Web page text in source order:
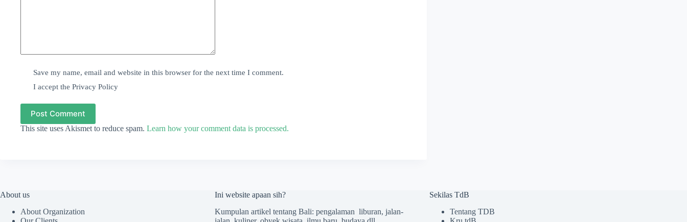
Save my name, email and website in this browser for the next time I comment.
I accept thePrivacy Policy
Post Comment
This site uses Akismet to reduce spam. Learn how your comment data is processed.
About us
About Organization
Ini website apaan sih?
Kumpulan artikel tentang Bali: pengalaman liburan, jalan-
Sekilas TdB
Tentang TDB